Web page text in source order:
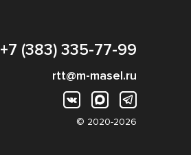
+7 (383) 335-77-99
rtt@m-masel.ru
© 2020-2026